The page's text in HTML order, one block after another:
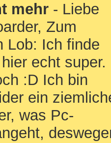
mehr - Liebe
Zum
Lob: Ich finde
echt super.
:D Ich bin
ein
was Pc-